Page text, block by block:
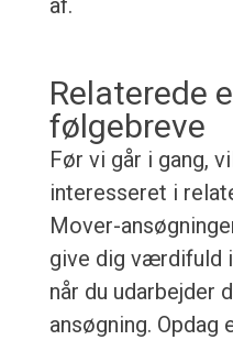
af.
Relaterede
følgebreve
Før vi går i gang,
interesseret i
Mover-
give dig værdifuld
når du udarbejder
ansøgning.